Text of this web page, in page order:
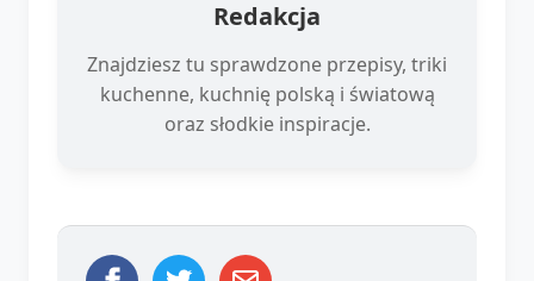
Redakcja
Znajdziesz tu sprawdzone przepisy, triki
kuchenne, kuchnię polską i światową
oraz słodkie inspiracje.